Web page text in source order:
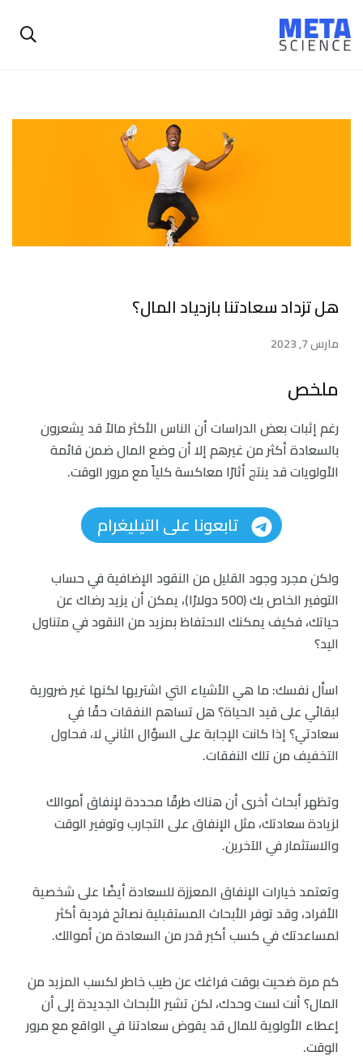
هل تزداد سعادتنا بازدياد المال؟
مارس 7, 2023
ملخص
رغم إثبات بعض الدراسات أن الناس الأكثر مالاً قد يشعرون
بالسعادة أكثر من غيرهم إلا أن وضع المال ضمن قائمة
الأولويات قد ينتج أثارًا معاكسة كلياً مع مرور الوقت.
تابعونا على التيليغرام
ولكن مجرد وجود القليل من النقود الإضافية في حساب
التوفير الخاص بك (500 دولارًا)، يمكن أن يزيد رضاك عن
حياتك، فكيف يمكنك الاحتفاظ بمزيد من النقود في متناول
اليد؟
اسأل نفسك: ما هي الأشياء التي اشتريها لكنها غير ضرورية
لبقائي على قيد الحياة؟ هل تساهم النفقات حقًا في
سعادتي؟ إذا كانت الإجابة على السؤال الثاني لا، فحاول
التخفيف من تلك النفقات.
وتظهر أبحاث أخرى أن هناك طرقًا محددة لإنفاق أموالك
لزيادة سعادتك، مثل الإنفاق على التجارب وتوفير الوقت
والاستثمار في الآخرين.
وتعتمد خيارات الإنفاق المعززة للسعادة أيضًا على شخصية
الأفراد، وقد توفر الأبحاث المستقبلية نصائح فردية أكثر
لمساعدتك في كسب أكبر قدر من السعادة من أموالك.
كم مرة ضحيت بوقت فراغك عن طيب خاطر لكسب المزيد من
المال؟ أنت لست وحدك، لكن تشير الأبحاث الجديدة إلى أن
إعطاء الأولوية للمال قد يقوض سعادتنا في الواقع مع مرور
الوقت.